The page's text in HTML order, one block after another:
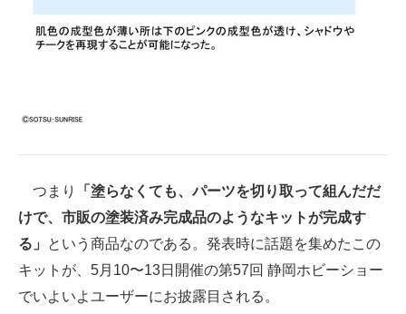
つまり
「塗らなくても、パーツを切り取って組んだだ
けで、市販の塗装済み完成品のようなキットが完成す
る」
という商品なのである。発表時に話題を集めたこの
キットが、5月10〜13日開催の第57回 静岡ホビーショー
でいよいよユーザーにお披露目される。